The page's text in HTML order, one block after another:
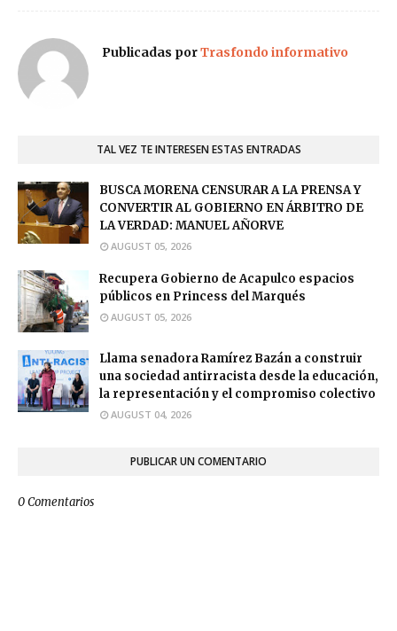
Publicadas porTrasfondo informativo
TAL VEZ TE INTERESEN ESTAS ENTRADAS
BUSCA MORENA CENSURAR A LA PRENSA Y
CONVERTIR AL GOBIERNO EN ÁRBITRO DE
LA VERDAD: MANUEL AÑORVE
AUGUST 05, 2026
Recupera Gobierno de Acapulco espacios
públicos en Princess del Marqués
AUGUST 05, 2026
Llama senadora Ramírez Bazán a construir
una sociedad antirracista desde la educación,
la representación y el compromiso colectivo
AUGUST 04, 2026
PUBLICAR UN COMENTARIO
0 Comentarios